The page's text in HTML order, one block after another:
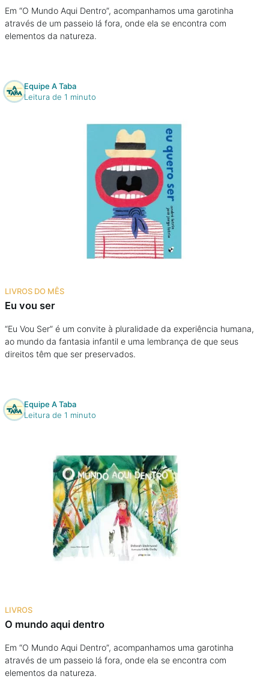
Em “O Mundo Aqui Dentro”, acompanhamos uma garotinha
através de um passeio lá fora, onde ela se encontra com
elementos da natureza.
Equipe A Taba
Leitura de 1 minuto
LIVROS DO MÊS
Eu vou ser
“Eu Vou Ser” é um convite à pluralidade da experiência humana,
ao mundo da fantasia infantil e uma lembrança de que seus
direitos têm que ser preservados.
Equipe A Taba
Leitura de 1 minuto
LIVROS
O mundo aqui dentro
Em “O Mundo Aqui Dentro”, acompanhamos uma garotinha
através de um passeio lá fora, onde ela se encontra com
elementos da natureza.